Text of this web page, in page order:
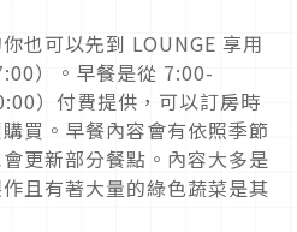
也可以先到 LOUNGE 享用
）。早餐是從 7:00-
）付費提供，可以訂房時
買。早餐內容會有依照季節
更新部分餐點。內容大多是
且有著大量的綠色蔬菜是其